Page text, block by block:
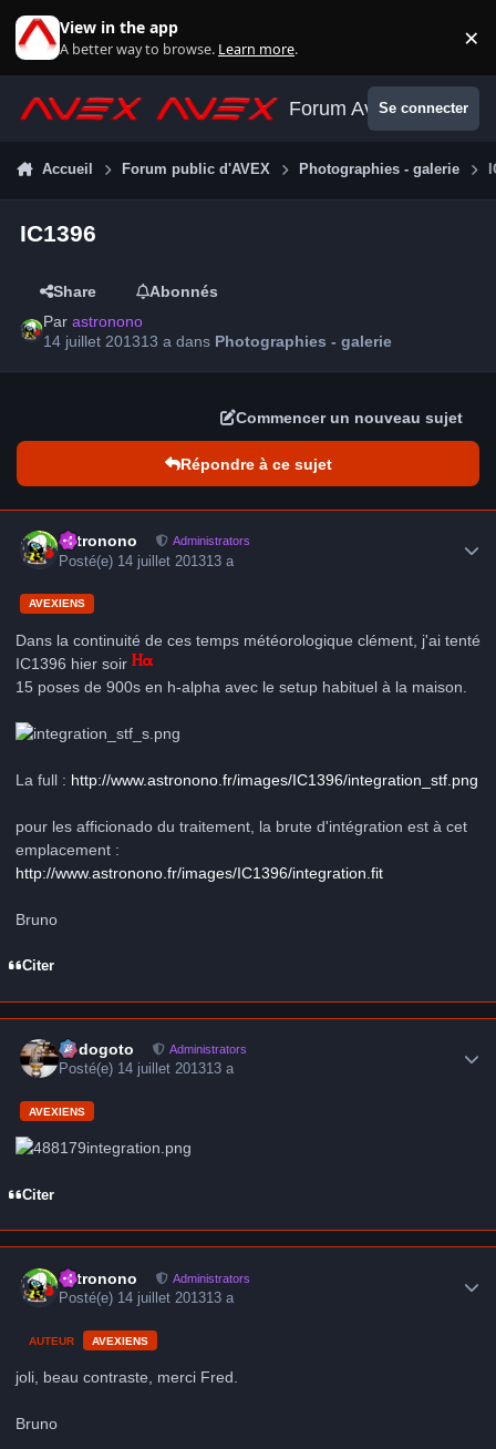
View in the app
A better way to browse. Learn more. ×
Forum AvexSe connecter
Accueil Forum public d'AVEX Photographies - galerie
IC1396
Share
Abonnés
Parastronono
14 juillet 201313 a dans Photographies - galerie
Commencer un nouveau sujet
Répondre à ce sujet
astronono Administrators
Posté(e) 14 juillet 201313 a
AVEXIENS
Dans la continuité de ces temps météorologique clément, j'ai tenté
IC1396 hier soir
15 poses de 900s en h-alpha avec le setup habituel à la maison.
La full : http://www.astronono.fr/images/IC1396/integration_stf.png
pour les afficionado du traitement, la brute d'intégration est à cet
emplacement :
http://www.astronono.fr/images/IC1396/integration.fit
Bruno
Citer
frédogoto Administrators
Posté(e) 14 juillet 201313 a
AVEXIENS
Citer
astronono Administrators
Posté(e) 14 juillet 201313 a
AUTEUR AVEXIENS
joli, beau contraste, merci Fred.
Bruno